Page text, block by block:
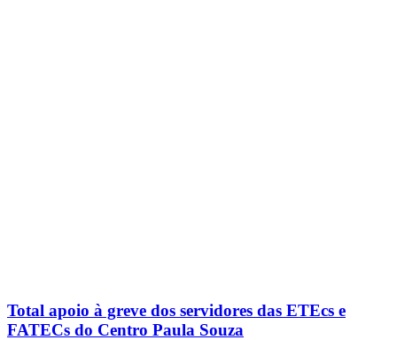
Total apoio à greve dos servidores das ETEcs e
FATECs do Centro Paula Souza